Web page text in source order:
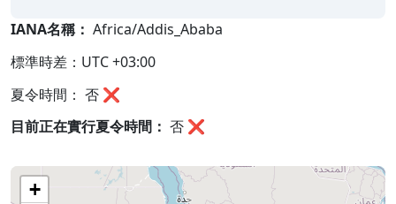
IANA名稱： Africa/Addis_Ababa
標準時差：UTC +03:00
夏令時間： 否 ❌
目前正在實行夏令時間： 否 ❌
+